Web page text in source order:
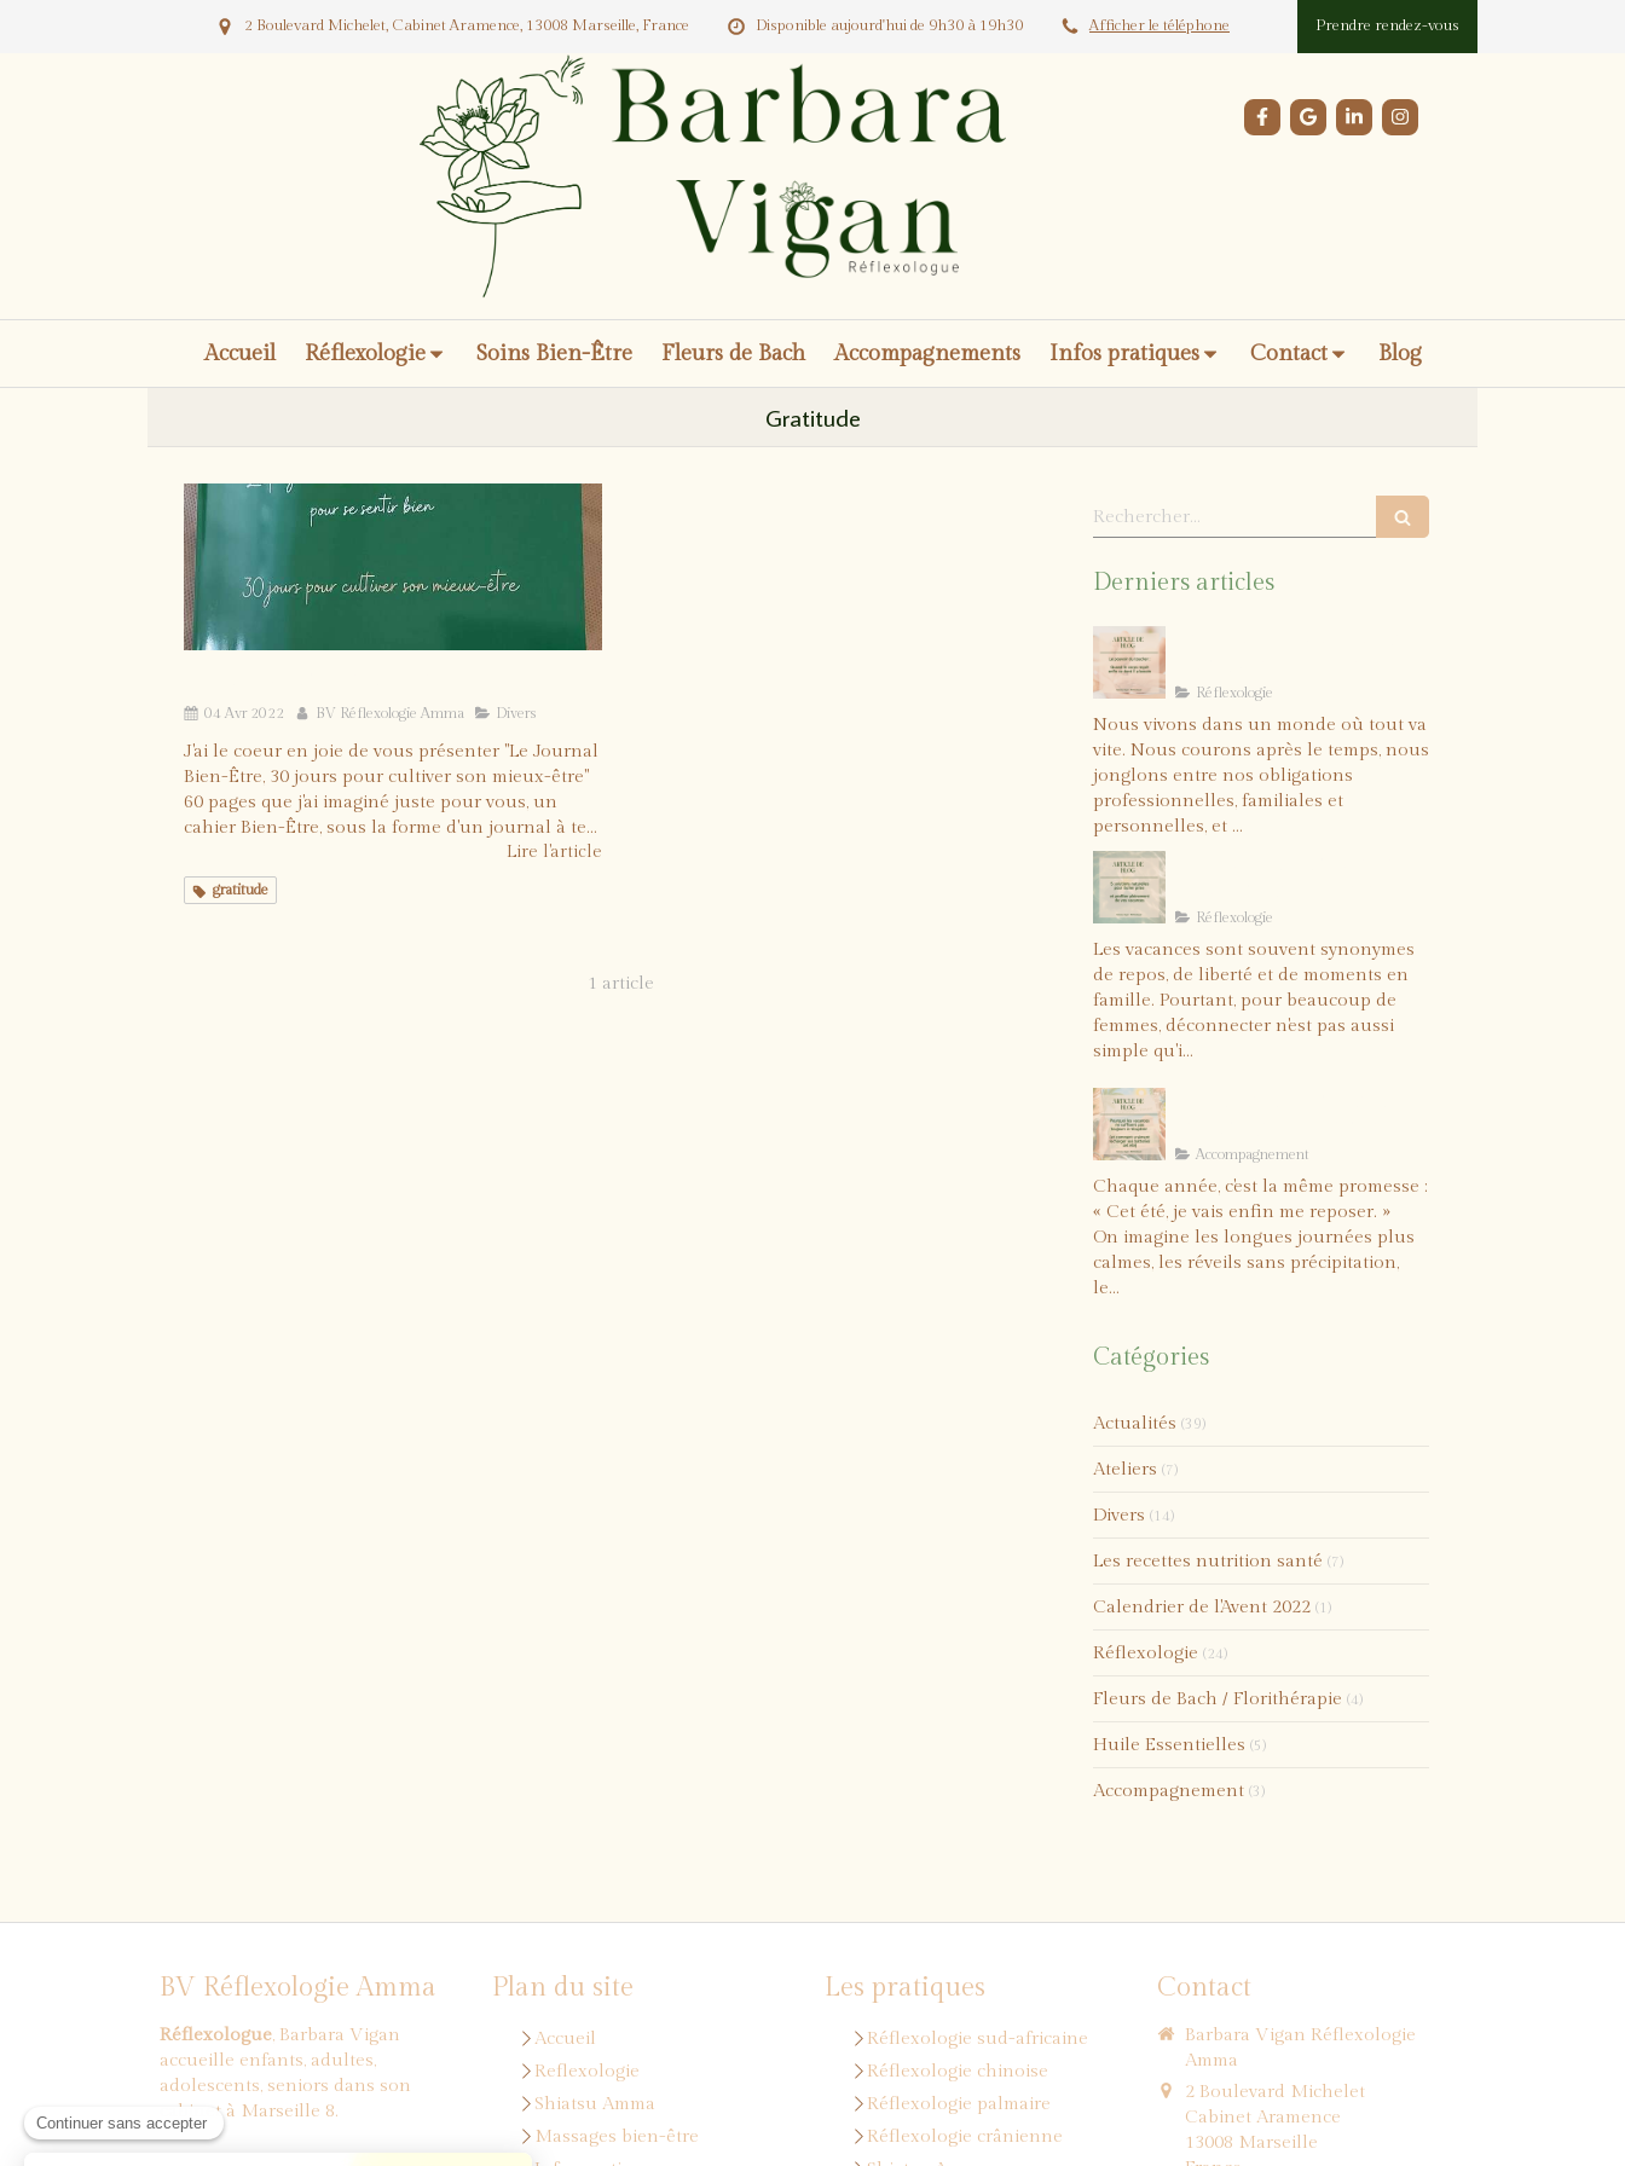
2 Boulevard Michelet, Cabinet Aramence, 13008 Marseille, France Disponible aujourd'hui de 9h30 à 19h30 Afficher le téléphone Prendre rendez-vous
Accueil Réflexologie Soins Bien-Être Fleurs de Bach Accompagnements Infos pratiques Contact Blog
Gratitude
04 Avr 2022 BV Réflexologie Amma Divers
J'ai le coeur en joie de vous présenter "Le Journal
Bien-Être, 30 jours pour cultiver son mieux-être"
60 pages que j'ai imaginé juste pour vous, un
cahier Bien-Être, sous la forme d'un journal à te...
Lire l'article
gratitude
1 article
Rechercher
Derniers articles
enfin ce dont il a
besoin
Réflexologie
Nous vivons dans un monde où tout va
vite. Nous courons après le temps, nous
jonglons entre nos obligations
professionnelles, familiales et
personnelles, et ...
profiter pleinement de
vos vacances
Réflexologie
Les vacances sont souvent synonymes
de repos, de liberté et de moments en
famille. Pourtant, pour beaucoup de
femmes, déconnecter n'est pas aussi
simple qu'i...
cet été ?
Accompagnement
Chaque année, c'est la même promesse :
« Cet été, je vais enfin me reposer. »
On imagine les longues journées plus
calmes, les réveils sans précipitation,
le...
Catégories
Actualités (39)
Ateliers (7)
Divers (14)
Les recettes nutrition santé (7)
Calendrier de l'Avent 2022 (1)
Réflexologie (24)
Fleurs de Bach / Florithérapie (4)
Huile Essentielles (5)
Accompagnement (3)
BV Réflexologie Amma
Réflexologue, Barbara Vigan
accueille enfants, adultes,
adolescents, seniors dans son
cabinet à Marseille 8.
Plan du site
Accueil
Reflexologie
Shiatsu Amma
Massages bien-être
Les pratiques
Réflexologie sud-africaine
Réflexologie chinoise
Réflexologie palmaire
Réflexologie crânienne
Contact
Barbara Vigan Réflexologie
Amma
2 Boulevard Michelet
Cabinet Aramence
13008 Marseille